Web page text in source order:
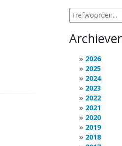
2026
2025
2024
2023
2022
2021
2020
2019
2018